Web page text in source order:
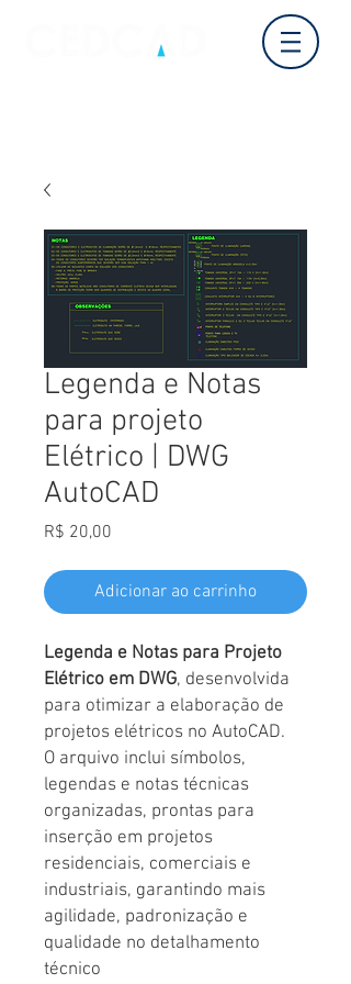
Legenda e Notas
para projeto
Elétrico | DWG
AutoCAD
R$ 20,00
Adicionar ao carrinho
Legenda e Notas para Projeto
Elétrico em DWG, desenvolvida
para otimizar a elaboração de
projetos elétricos no AutoCAD.
O arquivo inclui símbolos,
legendas e notas técnicas
organizadas, prontas para
inserção em projetos
residenciais, comerciais e
industriais, garantindo mais
agilidade, padronização e
qualidade no detalhamento
técnico